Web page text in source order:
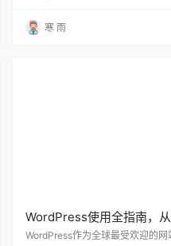
收款插件的重要性不言而喻。实现
信收款，不仅能大幅提升转化率
寒 雨
WordPress使用全指南，
站的详细步骤解析
WordPress作为全球最受欢迎的网